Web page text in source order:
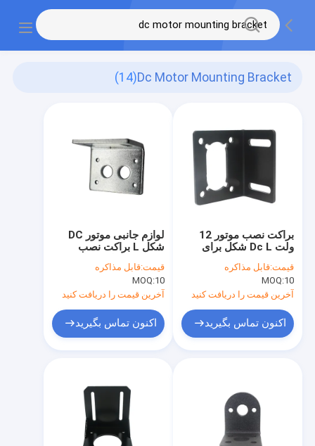
Dc Motor Mounting Bracket
(14)
لوازم جانبی موتور DC
شکل L براکت نصب
JGY370
قیمت:قابل مذاکره
MOQ:10
آخرین قیمت را دریافت کنید
اکنون تماس بگیرید
براکت نصب موتور 12
ولت Dc L شکل برای
قیمت:قابل مذاکره
MOQ:10
آخرین قیمت را دریافت کنید
اکنون تماس بگیرید